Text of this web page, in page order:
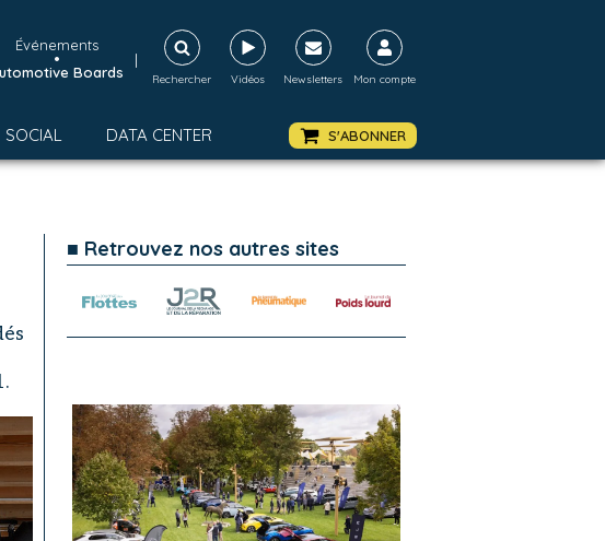
Événements
•
Boards
|
Rechercher Vidéos Newsletters Mon compte
SOCIAL DATA CENTER S'ABONNER
■ Retrouvez nos autres sites